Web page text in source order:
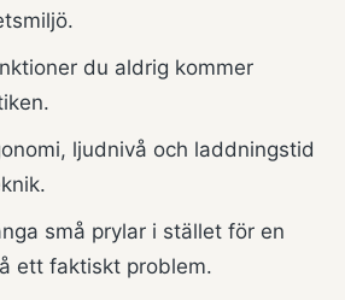
du aldrig kommer
ljudnivå och laddningstid
små prylar i stället för en
ett faktiskt problem.